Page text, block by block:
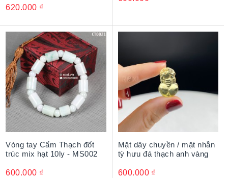
620.000 ₫
Vòng tay Cẩm Thạch đốt
trúc mix hạt 10ly - MS002
600.000 ₫
Mặt dây chuyền / mặt nhẫn
tỳ hưu đá thạch anh vàng
600.000 ₫